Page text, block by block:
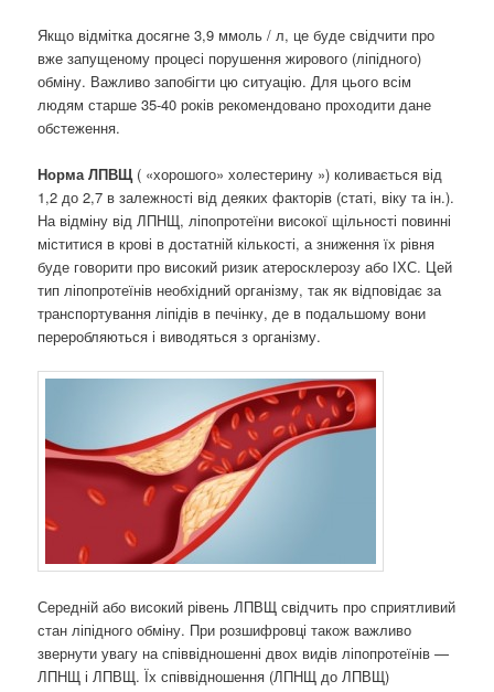
Якщо відмітка досягне 3,9 ммоль / л, це буде свідчити про
вже запущеному процесі порушення жирового (ліпідного)
обміну. Важливо запобігти цю ситуацію. Для цього всім
людям старше 35-40 років рекомендовано проходити дане
обстеження.
Норма ЛПВЩ ( «хорошого» холестерину ») коливається від
1,2 до 2,7 в залежності від деяких факторів (статі, віку та ін.).
На відміну від ЛПНЩ, ліпопротеїни високої щільності повинні
міститися в крові в достатній кількості, а зниження їх рівня
буде говорити про високий ризик атеросклерозу або ІХС. Цей
тип ліпопротеїнів необхідний організму, так як відповідає за
транспортування ліпідів в печінку, де в подальшому вони
переробляються і виводяться з організму.
Середній або високий рівень ЛПВЩ свідчить про сприятливий
стан ліпідного обміну. При розшифровці також важливо
звернути увагу на співвідношенні двох видів ліпопротеїнів —
ЛПНЩ і ЛПВЩ. Їх співвідношення (ЛПНЩ до ЛПВЩ)